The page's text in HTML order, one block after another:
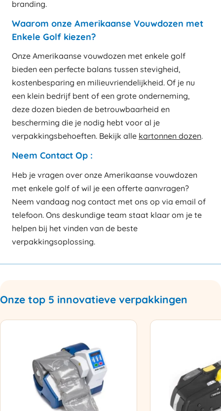
branding.
Waarom onze Amerikaanse Vouwdozen met
Enkele Golf kiezen?
Onze Amerikaanse vouwdozen met enkele golf
bieden een perfecte balans tussen stevigheid,
kostenbesparing en milieuvriendelijkheid. Of je nu
een klein bedrijf bent of een grote onderneming,
deze dozen bieden de betrouwbaarheid en
bescherming die je nodig hebt voor al je
verpakkingsbehoeften. Bekijk alle kartonnen dozen.
Neem Contact Op :
Heb je vragen over onze Amerikaanse vouwdozen
met enkele golf of wil je een offerte aanvragen?
Neem vandaag nog contact met ons op via email of
telefoon. Ons deskundige team staat klaar om je te
helpen bij het vinden van de beste
verpakkingsoplossing.
Onze top 5 innovatieve verpakkingen